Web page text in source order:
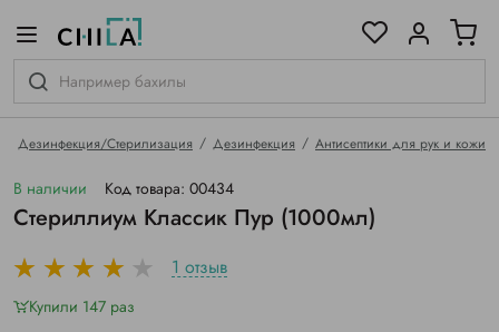
Дезинфекция/Стерилизация Дезинфекция Антисептики для рук и кожи
В наличии Код товара: 00434
Стериллиум Классик Пур (1000мл)
1 отзыв
Купили 147 раз
гамме